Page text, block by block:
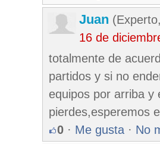
Juan
16 de
totalmente de
partidos y si no
equipos por arriba y
pierdes,esperemos
0 · Me gusta · No